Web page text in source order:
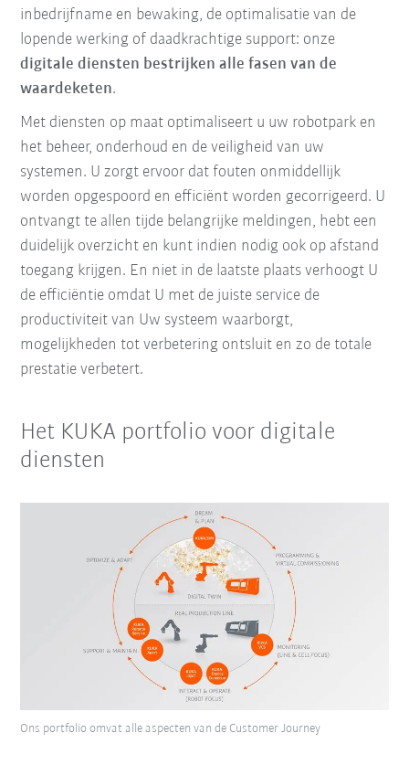
inbedrijfname en bewaking, de optimalisatie van de
lopende werking of daadkrachtige support: onze
digitale diensten bestrijken alle fasen van de
waardeketen.
Met diensten op maat optimaliseert u uw robotpark en
het beheer, onderhoud en de veiligheid van uw
systemen. U zorgt ervoor dat fouten onmiddellijk
worden opgespoord en efficiënt worden gecorrigeerd. U
ontvangt te allen tijde belangrijke meldingen, hebt een
duidelijk overzicht en kunt indien nodig ook op afstand
toegang krijgen. En niet in de laatste plaats verhoogt U
de efficiëntie omdat U met de juiste service de
productiviteit van Uw systeem waarborgt,
mogelijkheden tot verbetering ontsluit en zo de totale
prestatie verbetert.
Het KUKA portfolio voor digitale
diensten
Ons portfolio omvat alle aspecten van de Customer Journey